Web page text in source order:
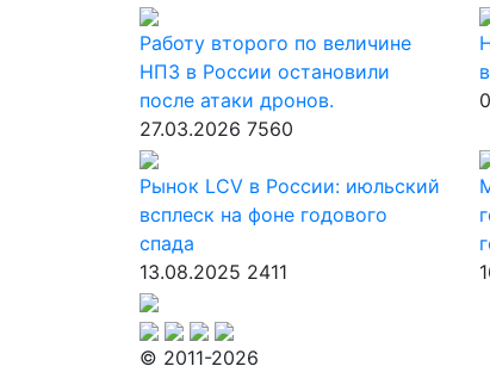
Работу второго по величине
НПЗ в России остановили
после атаки дронов.
27.03.2026 7560
Рынок LCV в России: июльский
всплеск на фоне годового
спада
13.08.2025 2411
© 2011-2026